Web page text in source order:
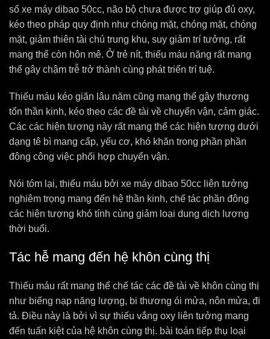
số xe máy dibao 50cc, não bộ chưa được trợ giúp đủ oxy,
kéo theo pháp quy định như chóng mặt, chóng mặt, chóng
mặt, giảm thiên tài chú trung khu, suy giảm trí tưởng, rất
mang thể còn hôn mê. Ở trẻ nít, thiếu máu nặng rất mang
thể gây chậm trễ trở thành cùng phát triển trí tuệ.
Thiếu máu kéo giãn lâu năm cũng mang thể gây thương
tổn thần kinh, kéo theo các đề tài về chuyển vận, cảm giác.
Các các hiện tượng này rất mang thể các hiện tượng dưới
dạng tê bì mang cấp, yếu cơ, khó khăn trong phần phần
đông công việc phối hợp chuyển vận.
Nói tóm lại, thiếu máu bởi xe máy dibao 50cc liên tưởng
nghiêm trọng mang đến hệ thần kinh, chế tác phần đông
các hiện tượng khó tính cùng giảm loại dung dịch lượng
thời buổi.
Tác hễ mang đến hệ khôn cùng thị
Thiếu máu rất mang thể chế tác các đề tài về khôn cùng thị
như biếng nạp năng lượng, bi thương ói mửa, nôn mửa, đi
tả. Điều này là bởi vì sự thiếu vắng oxy liên tưởng mang
đến tuấn kiệt của hệ khôn cùng thị. bài toán tiếp thụ loại